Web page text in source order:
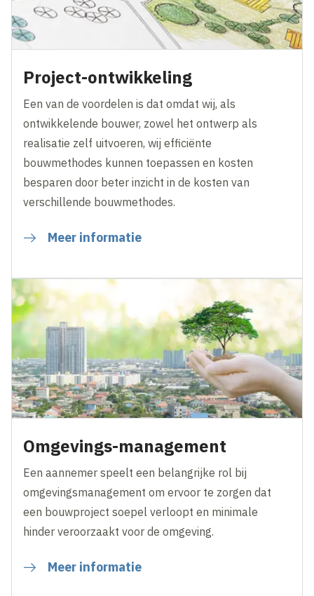
Project-ontwikkeling
Een van de voordelen is dat omdat wij, als
ontwikkelende bouwer, zowel het ontwerp als
realisatie zelf uitvoeren, wij efficiënte
bouwmethodes kunnen toepassen en kosten
besparen door beter inzicht in de kosten van
verschillende bouwmethodes.
Meer informatie
Omgevings-management
Een aannemer speelt een belangrijke rol bij
omgevingsmanagement om ervoor te zorgen dat
een bouwproject soepel verloopt en minimale
hinder veroorzaakt voor de omgeving.
Meer informatie